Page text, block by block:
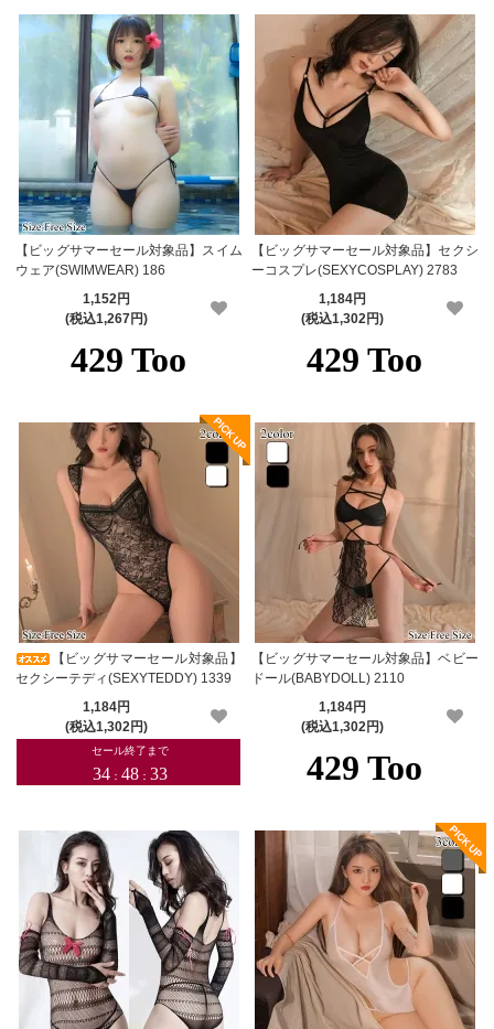
【ビッグサマーセール対象品】スイム
ウェア(SWIMWEAR) 186
1,152円
(税込1,267円)
【ビッグサマーセール対象品】セクシ
ーコスプレ(SEXYCOSPLAY) 2783
1,184円
(税込1,302円)
【ビッグサマーセール対象品】
セクシーテディ(SEXYTEDDY) 1339
1,184円
(税込1,302円)
【ビッグサマーセール対象品】ベビー
ドール(BABYDOLL) 2110
1,184円
(税込1,302円)